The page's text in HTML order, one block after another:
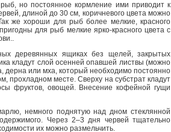
но постоянное кормление ими приводит к
длиной до 30 см, коричневого цвета можно
же хороши для рыб более мелкие, красного
для рыб мелкие ярко-красного цвета с
деревянных ящиках без щелей, закрытых
кладут слой осенней опавшей листвы (можно
дерна или мха, который необходимо постоянно
прохладном месте. Сверху на субстрат кладут
фруктов, овощей. Внесение кофейной гущи
немного поднятую над дном стеклянной
Через 2–3 дня червей тщательно
их можно размельчить.